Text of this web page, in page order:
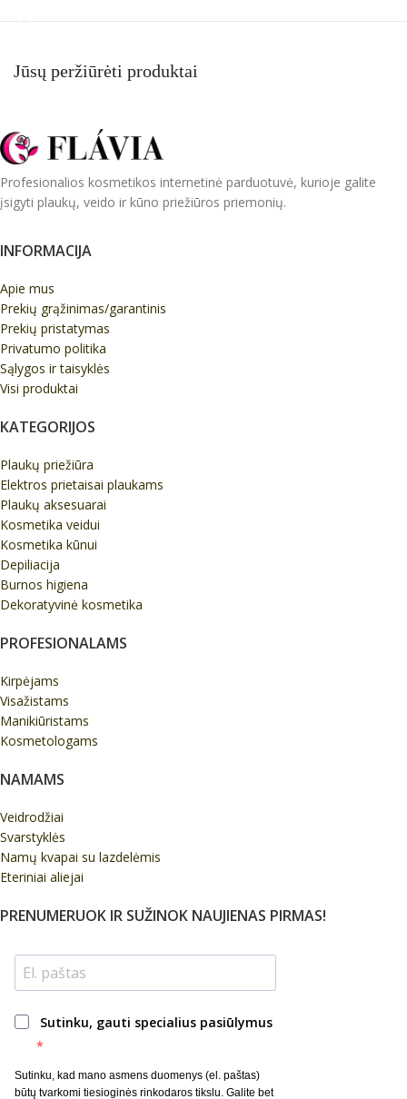
Jūsų peržiūrėti produktai
Profesionalios kosmetikos internetinė parduotuvė, kurioje galite
įsigyti plaukų, veido ir kūno priežiūros priemonių.
INFORMACIJA
Apie mus
Prekių grąžinimas/garantinis
Prekių pristatymas
Privatumo politika
Sąlygos ir taisyklės
Visi produktai
KATEGORIJOS
Plaukų priežiūra
Elektros prietaisai plaukams
Plaukų aksesuarai
Kosmetika veidui
Kosmetika kūnui
Depiliacija
Burnos higiena
Dekoratyvinė kosmetika
PROFESIONALAMS
Kirpėjams
Visažistams
Manikiūristams
Kosmetologams
NAMAMS
Veidrodžiai
Svarstyklės
Namų kvapai su lazdelėmis
Eteriniai aliejai
PRENUMERUOK IR SUŽINOK NAUJIENAS PIRMAS!
Sutinku, gauti specialius pasiūlymus
Sutinku, kad mano asmens duomenys (el. paštas)
būtų tvarkomi tiesioginės rinkodaros tikslu. Galite bet